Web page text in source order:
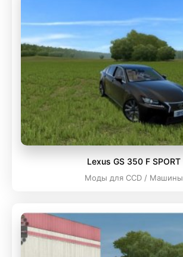
Lexus GS 350 F SPORT
Моды для CCD / Машины